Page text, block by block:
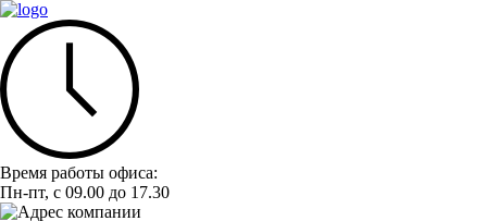
Время работы офиса:
Пн-пт, с 09.00 до 17.30